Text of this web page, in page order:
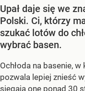
Upał daje się we
Polski. Ci, którzy
szukać lotów do
wybrać basen.
Ochłoda na basenie,
pozwala lepiej znieść
sięgają one ponad 30